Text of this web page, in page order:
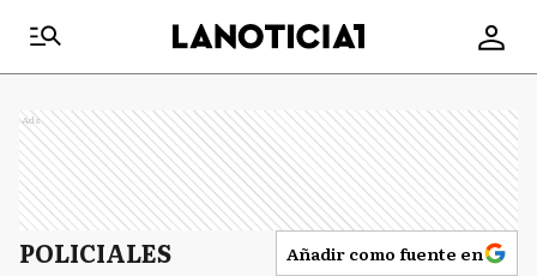
Ads
POLICIALES Añadir como fuente en